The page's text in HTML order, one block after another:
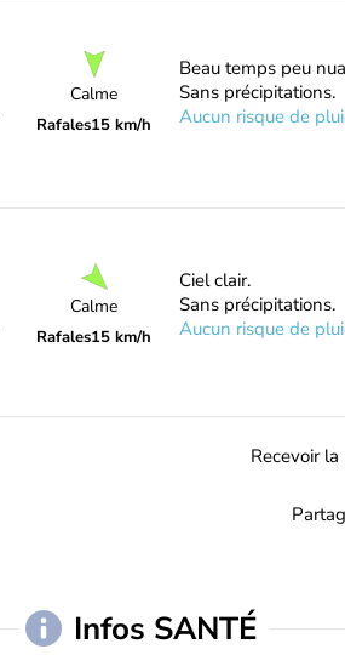
Calme
Rafales15 km/h
Beau temps peu
Sans précipitations.
Aucun risque de
Calme
Rafales15 km/h
Ciel clair.
Sans précipitations.
Aucun risque de
Recevoir
Infos SANTÉ